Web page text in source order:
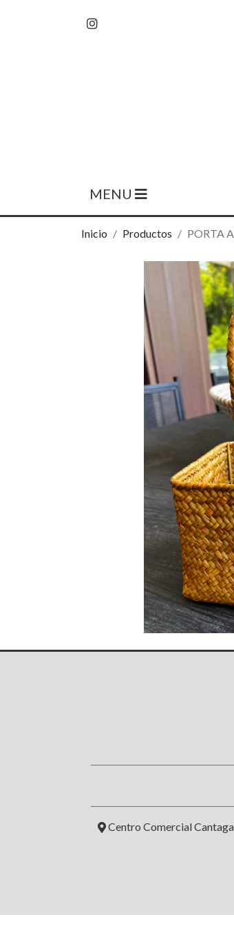
MENU
Inicio Productos PORTA
Centro Comercial